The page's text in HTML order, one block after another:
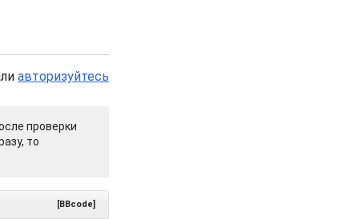
авторизуйтесь
проверки
то
[BBcode]